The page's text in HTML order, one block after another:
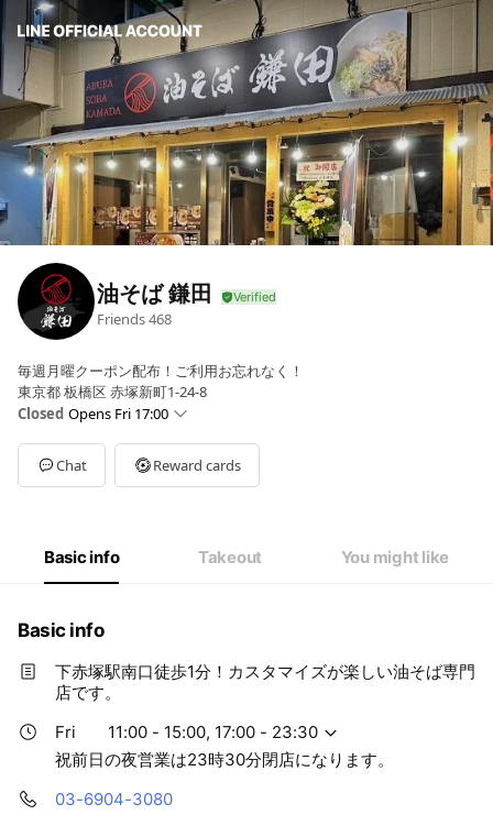
油そば 鎌田
Friends468
毎週月曜クーポン配布！ご利用お忘れなく！
東京都 板橋区 赤塚新町1-24-8
Closed Opens Fri 17:00
Sun11:00 - 15:00,17:00 - 23:00
Mon11:00 - 15:00,17:00 - 23:00
Tue
11:00 - 15:00,17:00 - 23:00
11:00 - 15:00,17:00 - 23:30
祝前日の夜営業は23時30分閉店になります。
Chat Reward cards
Basic info Takeout You might like
Basic info
下赤塚駅南口徒歩1分！カスタマイズが楽しい油そば専門
店です。
Fri
11:00 - 15:00, 17:00 - 23:30
祝前日の夜営業は23時30分閉店になります。
03-6904-3080